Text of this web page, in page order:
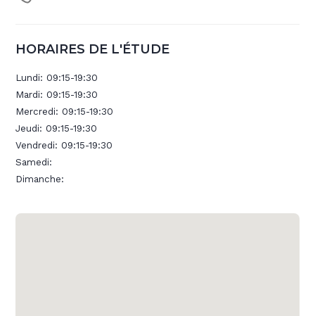
HORAIRES DE L'ÉTUDE
Lundi:09:15-19:30
Mardi:09:15-19:30
Mercredi:09:15-19:30
Jeudi:09:15-19:30
Vendredi:09:15-19:30
Samedi:
Dimanche: